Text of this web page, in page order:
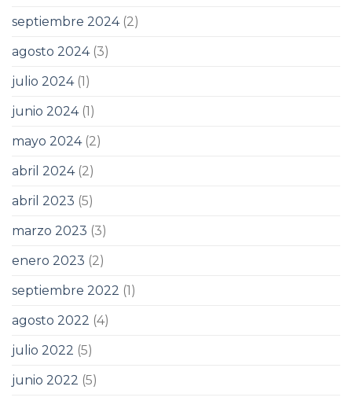
septiembre 2024(2)
agosto 2024(3)
julio 2024(1)
junio 2024(1)
mayo 2024(2)
abril 2024(2)
abril 2023 (5)
marzo 2023 (3)
enero 2023 (2)
septiembre 2022 (1)
agosto 2022 (4)
julio 2022 (5)
junio 2022 (5)